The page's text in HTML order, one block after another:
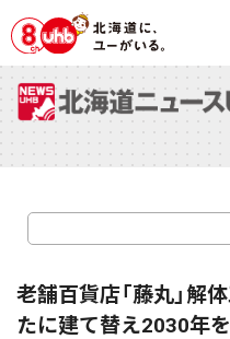
老舗百貨店「藤丸」解
たに建て替え2030年